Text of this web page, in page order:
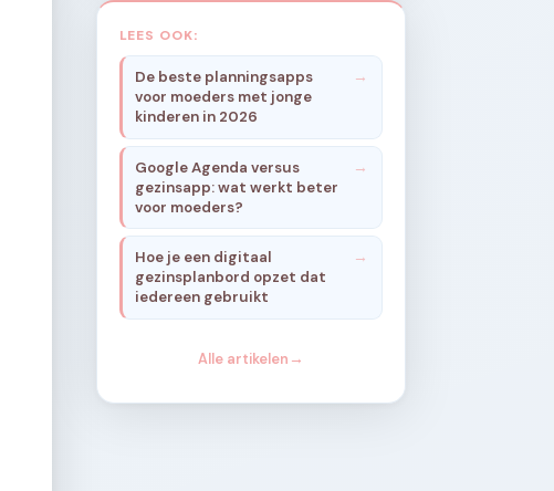
LEES OOK:
De beste planningsapps
voor moeders met jonge
kinderen in 2026
Google Agenda versus
gezinsapp: wat werkt beter
voor moeders?
Hoe je een digitaal
gezinsplanbord opzet dat
iedereen gebruikt
Alle artikelen